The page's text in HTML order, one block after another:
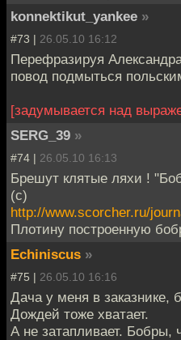
konnektikut_yankee »
#73 | 26.05.10 16:12
Перефразируя
повод подмыться
[задумывается над
SERG_39 »
#74 | 26.05.10 16:13
Брешут клятые ляхи !
(с)
http://www.scorcher.ru/
Плотину построенную
Echiniscus »
#75 | 26.05.10 16:16
Дача у меня в заказнике,
Дождей тоже хватает.
А не затапливает. Бобры,